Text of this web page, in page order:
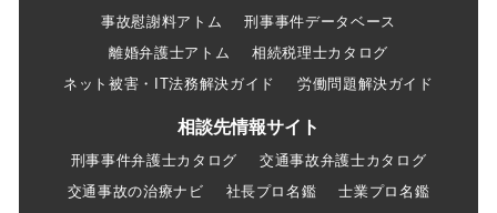
事故慰謝料アトム
刑事事件データベース
離婚弁護士アトム
相続税理士カタログ
ネット被害・IT法務解決ガイド
労働問題解決ガイド
相談先情報サイト
刑事事件弁護士カタログ
交通事故弁護士カタログ
交通事故の治療ナビ
社長プロ名鑑
士業プロ名鑑